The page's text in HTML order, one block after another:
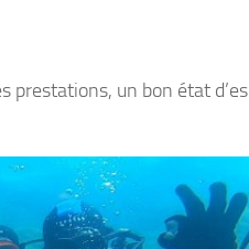
prestations, un bon état